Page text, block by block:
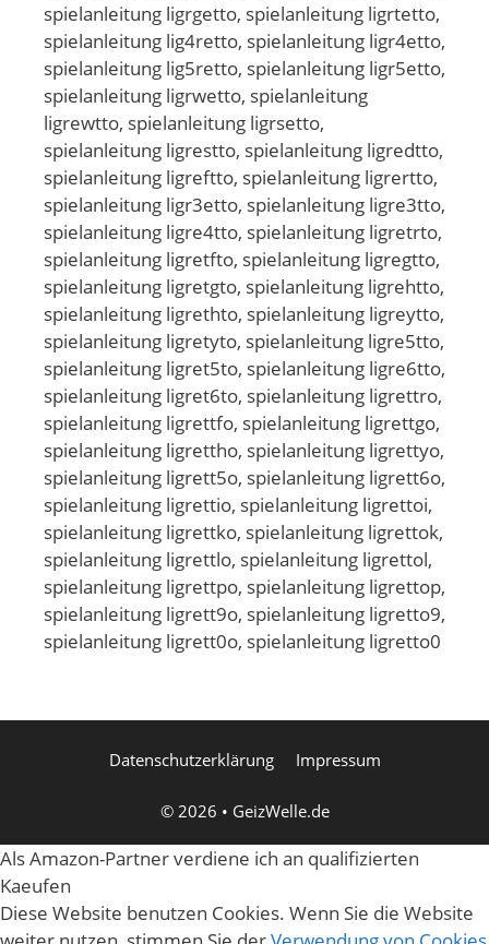
Datenschutzerklärung Impressum
© 2026 • GeizWelle.de
Als Amazon-Partner verdiene ich an qualifizierten
Kaeufen
Diese Website benutzen Cookies. Wenn Sie die Website